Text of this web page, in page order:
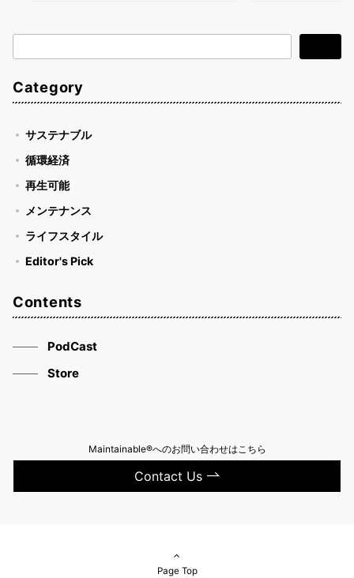
索
Category
サステナブル
循環経済
再生可能
メンテナンス
ライフスタイル
Editor's Pick
Contents
PodCast
Store
Maintainable®へのお問い合わせはこちら
Contact Us
Page Top